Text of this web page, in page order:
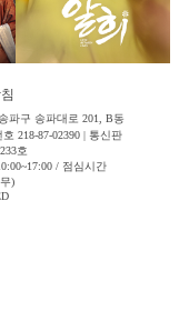
파구 송파대로 201, B동
218-87-02390 | 통신판
호
/ 점심시간
)